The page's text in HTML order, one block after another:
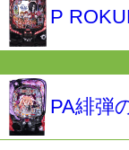
P
PA緋弾